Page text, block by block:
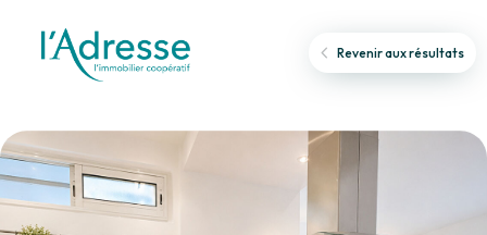
Revenir aux résultats